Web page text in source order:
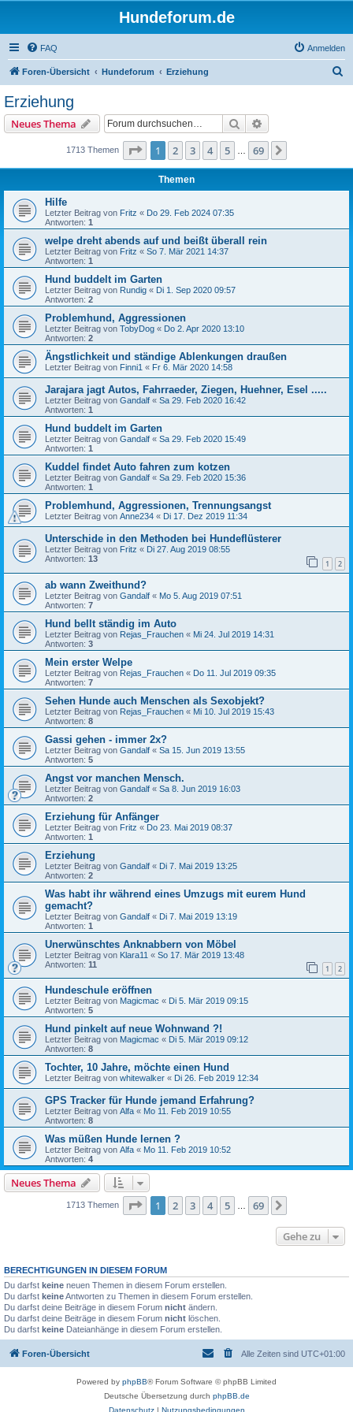
Hundeforum.de
FAQ Anmelden
Foren-Übersicht Hundeforum Erziehung
Erziehung
Neues Thema Suche
1713 Themen Seite 1von 69
1 2 3 4 5 69
Themen
Hilfe
Letzter Beitrag von Fritz « Do 29. Feb 2024 07:35
Antworten: 1
welpe dreht abends auf und beißt überall rein
Letzter Beitrag von Fritz « So 7. Mär 2021 14:37
Antworten: 1
Hund buddelt im Garten
Letzter Beitrag von Rundig « Di 1. Sep 2020 09:57
Antworten: 2
Problemhund, Aggressionen
Letzter Beitrag von TobyDog « Do 2. Apr 2020 13:10
Antworten: 2
Ängstlichkeit und ständige Ablenkungen draußen
Letzter Beitrag von Finni1 « Fr 6. Mär 2020 14:58
Jarajara jagt Autos, Fahrraeder, Ziegen, Huehner, Esel .....
Letzter Beitrag von Gandalf « Sa 29. Feb 2020 16:42
Antworten: 1
Hund buddelt im Garten
Letzter Beitrag von Gandalf « Sa 29. Feb 2020 15:49
Antworten: 1
Kuddel findet Auto fahren zum kotzen
Letzter Beitrag von Gandalf « Sa 29. Feb 2020 15:36
Antworten: 1
Problemhund, Aggressionen, Trennungsangst
Letzter Beitrag von Anne234 « Di 17. Dez 2019 11:34
Unterschide in den Methoden bei Hundeflüsterer
Letzter Beitrag von Fritz « Di 27. Aug 2019 08:55
Antworten: 13 1 2
ab wann Zweithund?
Letzter Beitrag von Gandalf « Mo 5. Aug 2019 07:51
Antworten: 7
Hund bellt ständig im Auto
Letzter Beitrag von Rejas_Frauchen « Mi 24. Jul 2019 14:31
Antworten: 3
Mein erster Welpe
Letzter Beitrag von Rejas_Frauchen « Do 11. Jul 2019 09:35
Antworten: 7
Sehen Hunde auch Menschen als Sexobjekt?
Letzter Beitrag von Rejas_Frauchen « Mi 10. Jul 2019 15:43
Antworten: 8
Gassi gehen - immer 2x?
Letzter Beitrag von Gandalf « Sa 15. Jun 2019 13:55
Antworten: 5
Angst vor manchen Mensch.
Letzter Beitrag von Gandalf « Sa 8. Jun 2019 16:03
Antworten: 2
Erziehung für Anfänger
Letzter Beitrag von Fritz « Do 23. Mai 2019 08:37
Antworten: 1
Erziehung
Letzter Beitrag von Gandalf « Di 7. Mai 2019 13:25
Antworten: 2
Was habt ihr während eines Umzugs mit eurem Hund
gemacht?
Letzter Beitrag von Gandalf « Di 7. Mai 2019 13:19
Antworten: 1
Unerwünschtes Anknabbern von Möbel
Letzter Beitrag von Klara11 « So 17. Mär 2019 13:48
Antworten: 11 1 2
Hundeschule eröffnen
Letzter Beitrag von Magicmac « Di 5. Mär 2019 09:15
Antworten: 5
Hund pinkelt auf neue Wohnwand ?!
Letzter Beitrag von Magicmac « Di 5. Mär 2019 09:12
Antworten: 8
Tochter, 10 Jahre, möchte einen Hund
Letzter Beitrag von whitewalker « Di 26. Feb 2019 12:34
GPS Tracker für Hunde jemand Erfahrung?
Letzter Beitrag von Alfa « Mo 11. Feb 2019 10:55
Antworten: 8
Was müßen Hunde lernen ?
Letzter Beitrag von Alfa « Mo 11. Feb 2019 10:52
Antworten: 4
Neues Thema
1713 Themen Seite 1von 69
1 2 3 4 5 69
Gehe zu
BERECHTIGUNGEN IN DIESEM FORUM
Du darfst keine neuen Themen in diesem Forum erstellen.
Du darfst keineAntworten zu Themen in diesem Forum erstellen.
Du darfst deine Beiträge in diesem Forum nicht ändern.
Du darfst deine Beiträge in diesem Forum nicht löschen.
Du darfst keine Dateianhänge in diesem Forum erstellen.
Foren-Übersicht Alle Zeiten sind UTC+01:00
Powered by phpBB® Forum Software © phpBB Limited
Deutsche Übersetzung durch phpBB.de
Datenschutz| Nutzungsbedingungen